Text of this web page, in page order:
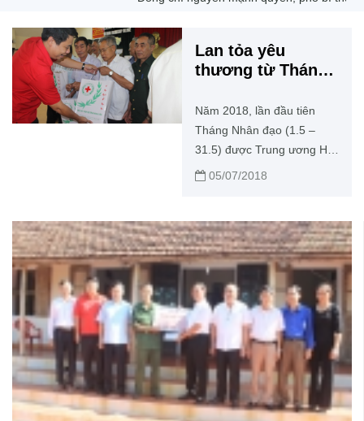
Lan tỏa yêu
thương từ Tháng
Năm 2018, lần đầu tiên
Tháng Nhân đạo (1.5 –
31.5) được Trung ương Hội
Chữ thập đỏ (CTĐ) Việt
CTĐ tỉnh cũng đã xây dựng
kế hoạch tổ chức và thực
hiện với nhiều hoạt động
thiết thực, ý nghĩa nhằm
chăm lo cho các đối tượng
nghèo, khó khăn trong
cộng đồng.
05/07/2018